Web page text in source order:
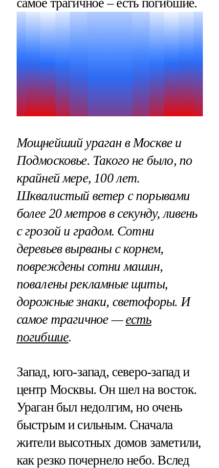
самое трагичное – есть погибшие.
Мощнейший ураган в Москве и
Подмосковье. Такого не было, по
крайней мере, 100 лет.
Шквалистый ветер с порывами
более 20 метров в секунду, ливень
с грозой и градом. Сотни
деревьев вырваны с корнем,
повреждены сотни машин,
повалены рекламные щиты,
дорожные знаки, светофоры. И
самое трагичное —есть
погибшие.
Запад, юго-запад, северо-запад и
центр Москвы. Он шел на восток.
Ураган был недолгим, но очень
быстрым и сильным. Сначала
жители высотных домов заметили,
как резко почернело небо. Вслед